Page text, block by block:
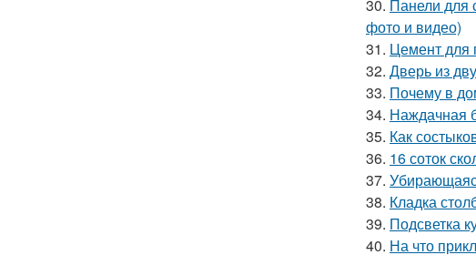
30. Панели для
фото и видео)
31. Цемент для
32. Дверь из
33. Почему в
34. Наждачная
35. Как
36. 16 соток
37.
38. Кладка
39. Подсветка
40. На что